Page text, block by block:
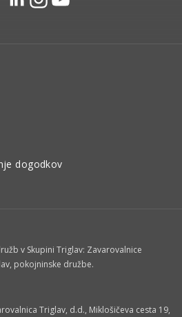
dogodkov
v Skupini Triglav: Zavarovalnice
pokojninske družbe.
Triglav, d.d., Miklošičeva cesta 19,